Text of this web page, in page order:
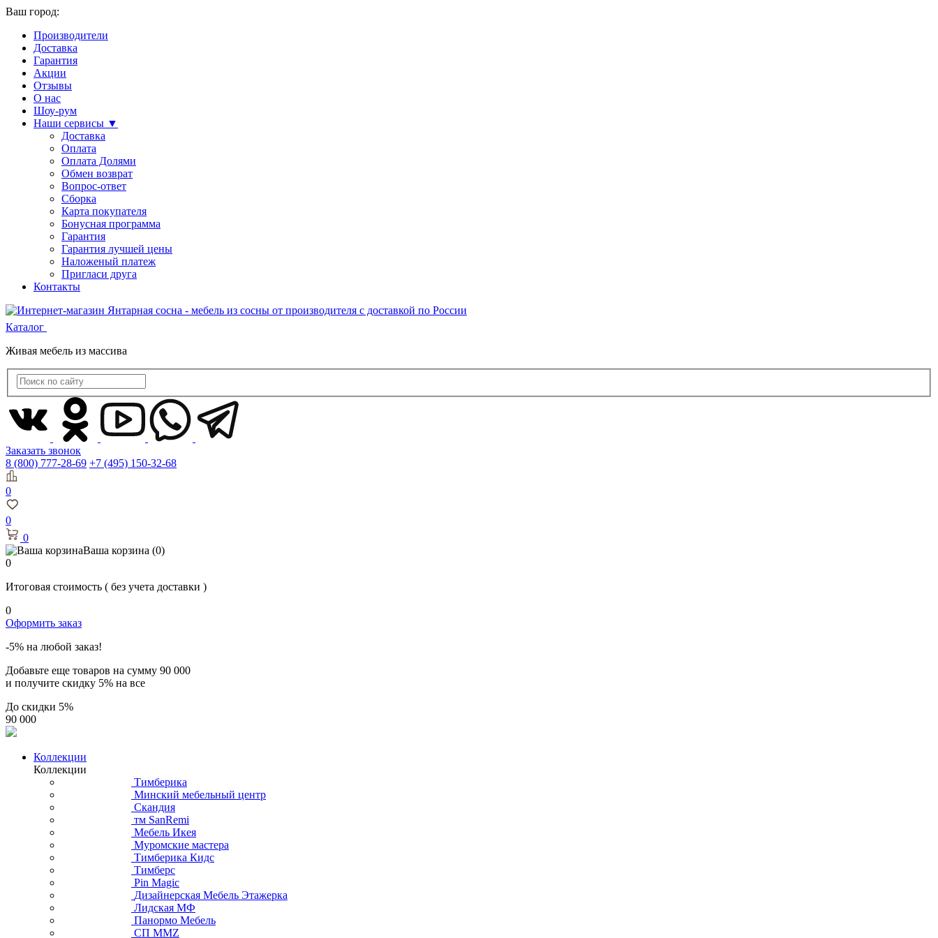
Ваш город:
Производители
Доставка
Гарантия
Акции
Отзывы
О нас
Шоу-рум
Наши сервисы ▼
Доставка
Оплата
Оплата Долями
Обмен возврат
Вопрос-ответ
Сборка
Карта покупателя
Бонусная программа
Гарантия
Гарантия лучшей цены
Наложеный платеж
Пригласи друга
Контакты
Каталог
Живая мебель из массива
Заказать звонок
8 (800) 777-28-69 +7 (495) 150-32-68
0
0
0
Ваша корзина (0)
0
Итоговая стоимость ( без учета доставки )
0
Оформить заказ
-5% на любой заказ!
Добавьте еще товаров на сумму 90 000
и получите скидку 5% на все
До скидки 5%
90 000
Коллекции
Коллекции
Тимберика
Минский мебельный центр
Скандия
тм SanRemi
Мебель Икея
Муромские мастера
Тимберика Кидс
Тимберс
Pin Magic
Дизайнерская Мебель Этажерка
Лидская МФ
Панормо Мебель
СП ММZ